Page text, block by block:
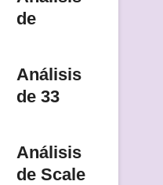
de
Análisis
de 33
Análisis
de Scale